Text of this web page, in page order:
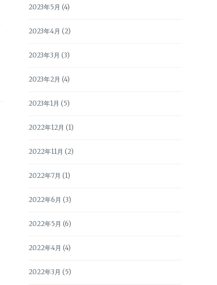
2023年5月 (4)
2023年4月 (2)
2023年3月 (3)
2023年2月 (4)
2023年1月 (5)
2022年12月 (1)
2022年11月 (2)
2022年7月 (1)
2022年6月 (3)
2022年5月 (6)
2022年4月 (4)
2022年3月 (5)